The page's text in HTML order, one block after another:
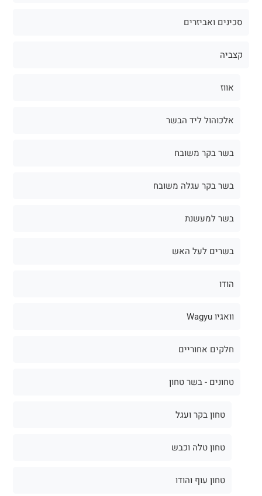
סכינים ואביזרים
קצביה
אווז
אלכוהול ליד הבשר
בשר בקר משובח
בשר בקר עגלה משובח
בשר למעשנת
בשרים לעל האש
הודו
וואגיו Wagyu
חלקים אחוריים
טחונים - בשר טחון
טחון בקר ועגל
טחון טלה וכבש
טחון עוף והודו